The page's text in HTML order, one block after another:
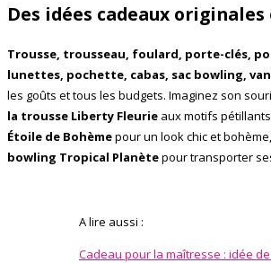
Des idées cadeaux originales
Trousse, trousseau, foulard, porte-clés,
lunettes, pochette, cabas, sac bowling,
les goûts et tous les budgets. Imaginez son
la trousse Liberty Fleurie aux motifs
Étoile de Bohèmepour un look chic et
bowling Tropical Planètepour transporter
A lire aussi :
Cadeau pour la maîtresse : idée